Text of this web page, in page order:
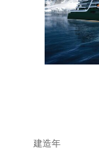
建造年